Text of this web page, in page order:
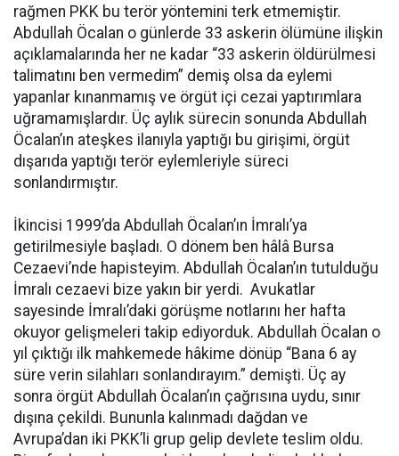
rağmen PKK bu terör yöntemini terk etmemiştir.
Abdullah Öcalan o günlerde 33 askerin ölümüne ilişkin
açıklamalarında her ne kadar “33 askerin öldürülmesi
talimatını ben vermedim” demiş olsa da eylemi
yapanlar kınanmamış ve örgüt içi cezai yaptırımlara
uğramamışlardır. Üç aylık sürecin sonunda Abdullah
Öcalan’ın ateşkes ilanıyla yaptığı bu girişimi, örgüt
dışarıda yaptığı terör eylemleriyle süreci
sonlandırmıştır.
İkincisi 1999’da Abdullah Öcalan’ın İmralı’ya
getirilmesiyle başladı. O dönem ben hâlâ Bursa
Cezaevi’nde hapisteyim. Abdullah Öcalan’ın tutulduğu
İmralı cezaevi bize yakın bir yerdi. Avukatlar
sayesinde İmralı’daki görüşme notlarını her hafta
okuyor gelişmeleri takip ediyorduk. Abdullah Öcalan o
yıl çıktığı ilk mahkemede hâkime dönüp “Bana 6 ay
süre verin silahları sonlandırayım.” demişti. Üç ay
sonra örgüt Abdullah Öcalan’ın çağrısına uydu, sınır
dışına çekildi. Bununla kalınmadı dağdan ve
Avrupa’dan iki PKK’li grup gelip devlete teslim oldu.